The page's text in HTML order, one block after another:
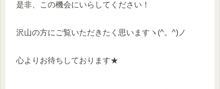
是非、この機会にいらしてください！
沢山の方にご覧いただきたく思いますヽ(^。^)ノ
心よりお待ちしております★